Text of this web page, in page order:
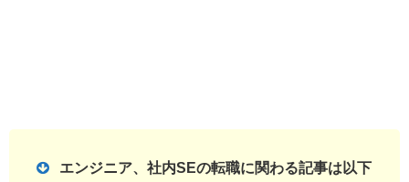
エンジニア、社内SEの転職に関わる記事は以下